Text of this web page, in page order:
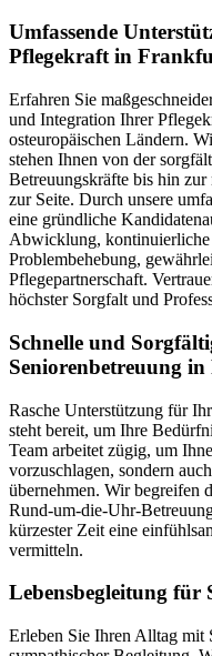
Umfassende
Pflegekraft in
Erfahren Sie
und Integration Ihrer
osteuropäischen Ländern.
stehen Ihnen von der
Betreuungskräfte bis hin
zur Seite. Durch unsere
eine gründliche
Abwicklung, kontinuierliche
Problembehebung,
Pflegepartnerschaft.
höchster Sorgfalt und
Schnelle und
Seniorenbetreuung
Rasche Unterstützung für
steht bereit, um Ihre
Team arbeitet zügig, um
vorzuschlagen, sondern
übernehmen. Wir begreifen
Rund-um-die-Uhr-
kürzester Zeit eine
vermitteln.
Lebensbegleitung
Erleben Sie Ihren Alltag mit